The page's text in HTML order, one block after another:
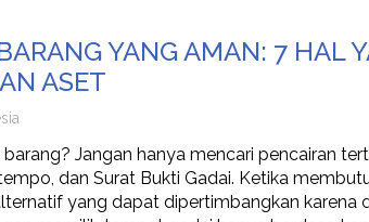
Festival
Bukan Mengejar Imbal Hasil Cepat
YANG AMAN: 7 HAL
ASET
Jangan hanya mencari pencairan
dan Surat Bukti Gadai. Ketika
yang dapat dipertimbangkan karena